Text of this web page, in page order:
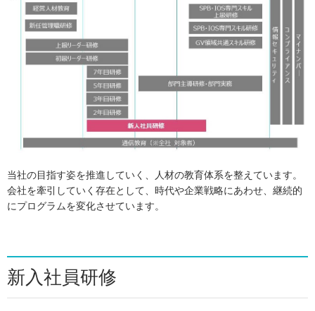
当社の目指す姿を推進していく、人材の教育体系を整えています。
会社を牽引していく存在として、時代や企業戦略にあわせ、継続的
にプログラムを変化させています。
新入社員研修